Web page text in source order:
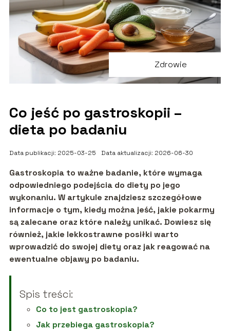
Zdrowie
Co jeść po gastroskopii –
dieta po badaniu
Data publikacji: 2025-03-25 Data aktualizacji: 2026-06-30
Gastroskopia to ważne badanie, które wymaga
odpowiedniego podejścia do diety po jego
wykonaniu. W artykule znajdziesz szczegółowe
informacje o tym, kiedy można jeść, jakie pokarmy
są zalecane oraz które należy unikać. Dowiesz się
również, jakie lekkostrawne posiłki warto
wprowadzić do swojej diety oraz jak reagować na
ewentualne objawy po badaniu.
Spis treści:
Co to jest gastroskopia?
Jak przebiega gastroskopia?